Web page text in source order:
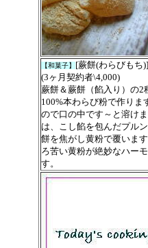
【和菓子】 [蕨餅(わらびもち)]
(3ヶ月契約者\4,000)
蕨餅＆蕨餅（餡入り）の2
100%本わらび粉で作りま
ので口の中です～と溶け
は、こし餡を包んだプル
餅を焦がし黄粉で覆いま
ろ苦い黄粉が絶妙なハー
す。